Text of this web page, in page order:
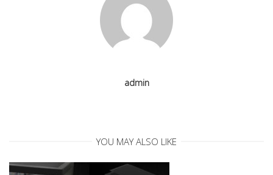
admin
YOU MAY ALSO LIKE